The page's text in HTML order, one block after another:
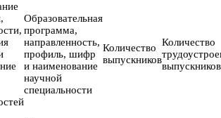
Образовательная
программа,
направленность,
профиль, шифр
и наименование
научной
специальности
Количество
выпускников
Количество
выпускников